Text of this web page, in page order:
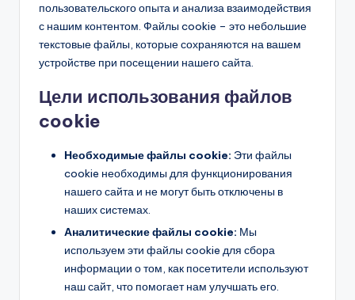
пользовательского опыта и анализа взаимодействия
с нашим контентом. Файлы cookie – это небольшие
текстовые файлы, которые сохраняются на вашем
устройстве при посещении нашего сайта.
Цели использования файлов
cookie
Необходимые файлы cookie: Эти файлы
cookie необходимы для функционирования
нашего сайта и не могут быть отключены в
наших системах.
Аналитические файлы cookie: Мы
используем эти файлы cookie для сбора
информации о том, как посетители используют
наш сайт, что помогает нам улучшать его.